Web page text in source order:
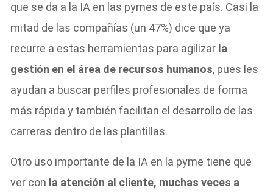
que se da a la IA en las pymes de este país. Casi la
mitad de las compañías (un 47%) dice que ya
recurre a estas herramientas para agilizar la
gestión en el área de recursos humanos, pues les
ayudan a buscar perfiles profesionales de forma
más rápida y también facilitan el desarrollo de las
carreras dentro de las plantillas.
Otro uso importante de la IA en la pyme tiene que
ver con la atención al cliente, muchas veces a